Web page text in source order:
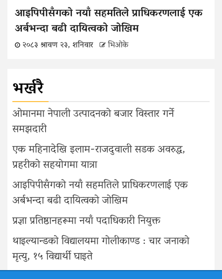
आइपिपीसँगको नयाँ सहमतिले प्राधिकरणलाई एक
अर्बभन्दा बढी दायित्वको जोखिम
२०८३ श्रावण २३, शनिवार भिओके
भर्खरै
ओमानमा नेपाली उत्पादनको बजार विस्तार गर्ने
समझदारी
एक महिनादेखि इलाम-राजदुवाली सडक अवरुद्ध,
प्रहरीको सहयोगमा यात्रा
आइपिपीसँगको नयाँ सहमतिले प्राधिकरणलाई एक
अर्बभन्दा बढी दायित्वको जोखिम
प्रज्ञा प्रतिष्ठानहरूमा नयाँ पदाधिकारी नियुक्त
थाइल्यान्डको विद्यालयमा गोलीकाण्ड : चार जनाको
मृत्यु, १५ विद्यार्थी घाइते